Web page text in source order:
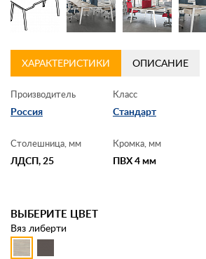
ХАРАКТЕРИСТИКИ ОПИСАНИЕ
Производитель
Россия
Класс
Стандарт
Столешница, мм
ЛДСП, 25
Кромка, мм
ПВХ 4 мм
ВЫБЕРИТЕ ЦВЕТ
Вяз либерти